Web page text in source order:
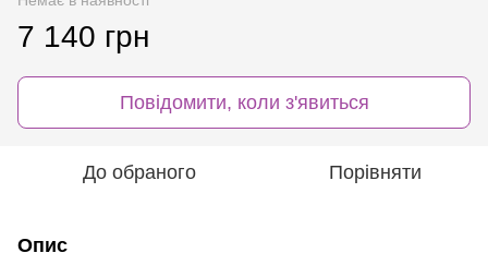
7 140 грн
Повідомити, коли з'явиться
До обраного Порівняти
Опис